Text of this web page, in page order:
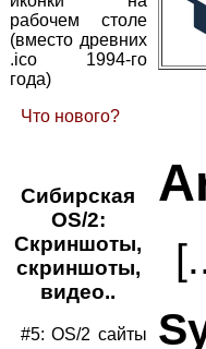
рабочем столе
(вместо древних
.ico 1994-го
года)
Что нового?
Сибирская
OS/2:
Скриншоты,
скриншоты,
видео..
#5: OS/2 сайты